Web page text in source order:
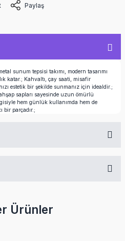
Paylaş
sunum tepsisi takımı, modern tasarımı
katar.; Kahvaltı, çay saati, misafir
estetik bir şekilde sunmanız için idealdir.;
sapları sayesinde uzun ömürlü
hem günlük kullanımda hem de
bir parçadır.;
Yaz
Ürünler